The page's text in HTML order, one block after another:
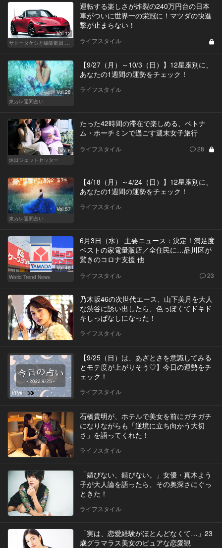
Vol.12
サトータケシと編集部員 船山の"CAR GENTSへの道"
運転する楽しさが炸裂の240万円台の日本
車がついに世界一の栄冠に！マツダの快進
撃が止まらない！
ライフスタイル
Vol.28
東カレ週間占い
【9/27（月）～10/3（日）】12星座別に、
あなたの1週間の運勢をチェック！
ライフスタイル
Vol.6
休日ジェットセッター
たった42時間の滞在で楽しめる、ベトナ
ム・ホーチミンで過ごす週末女子旅行
ライフスタイル 28
Vol.57
東カレ週間占い
【4/18（月）～4/24（日）】12星座別に、
あなたの1週間の運勢をチェック！
ライフスタイル
Vol.46
World Trend News
6月3日（水） 主要ニュース：決定！満足度
ベストの家電量販店／全住民に…品川区が
驚きのコロナ支援 他
ライフスタイル 23
乃木坂46の次世代エース、山下美月を大人
な渋谷に誘い出したら、色っぽくてドキド
キしっぱなしになった！
ライフスタイル
【9/25（日）は、あざとさを意識してみる
とモテ度が上がりそう♡】今日の運勢をチ
ェック！
ライフスタイル
石橋貴明が、ホテルで美女を前にガチガチ
になりながらも「逆境に立ち向かう大切
さ」を語ってくれた！
ライフスタイル
「媚びない、錆びない。」女優・真木よう
子が大人論を語ったら、その奥深さにぐっ
ときた！
ライフスタイル
「実は、恋愛経験がほとんどなくて…」23
歳グラマラス美女のピュアな恋愛観